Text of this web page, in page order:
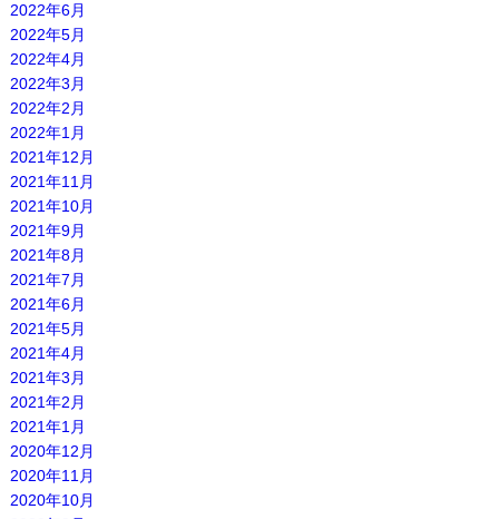
2022年6月
2022年5月
2022年4月
2022年3月
2022年2月
2022年1月
2021年12月
2021年11月
2021年10月
2021年9月
2021年8月
2021年7月
2021年6月
2021年5月
2021年4月
2021年3月
2021年2月
2021年1月
2020年12月
2020年11月
2020年10月